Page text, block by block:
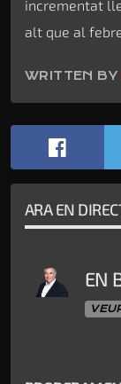
incrementat
alt que al
WRITTEN BY
ARA EN
EN